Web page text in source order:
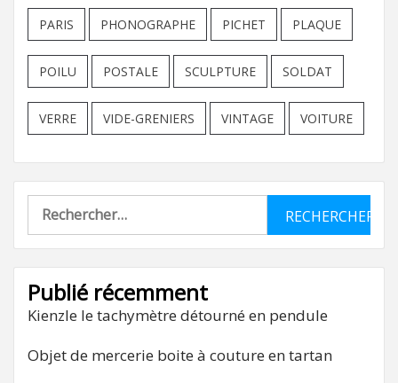
PARIS PHONOGRAPHE PICHET PLAQUE
POILU POSTALE SCULPTURE SOLDAT
VERRE VIDE-GRENIERS VINTAGE VOITURE
Rechercher :
Publié récemment
Kienzle le tachymètre détourné en pendule
Objet de mercerie boite à couture en tartan